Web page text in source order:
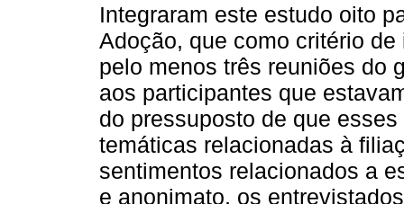
Integraram este estudo oito
Adoção, que como critério
pelo menos três reuniões do
aos participantes que
do pressuposto de que
temáticas relacionadas à
sentimentos relacionados a
e anonimato, os